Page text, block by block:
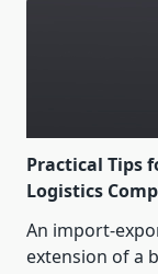
Practical Tips
Logistics
An import-
extension of a